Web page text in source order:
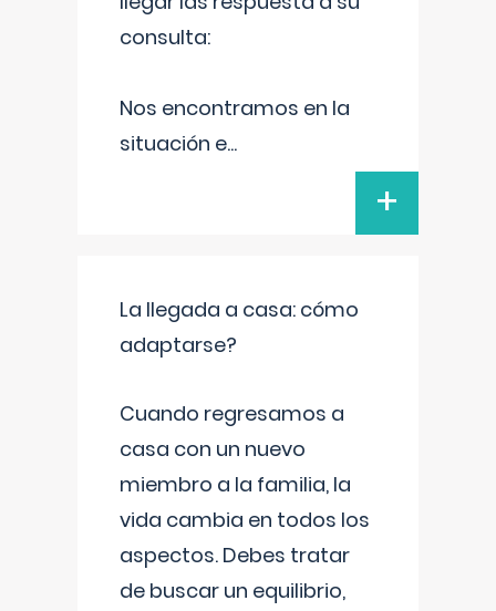
consulta:
Nos encontramos en la
situación e...
+
La llegada a casa: cómo
adaptarse?
Cuando regresamos a
casa con un nuevo
miembro a la familia, la
vida cambia en todos los
aspectos. Debes tratar
de buscar un equilibrio,